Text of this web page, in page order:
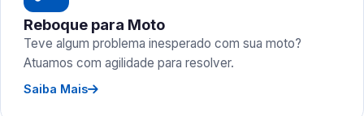
Reboque para Moto
Teve algum problema inesperado com sua moto?
Atuamos com agilidade para resolver.
Saiba Mais